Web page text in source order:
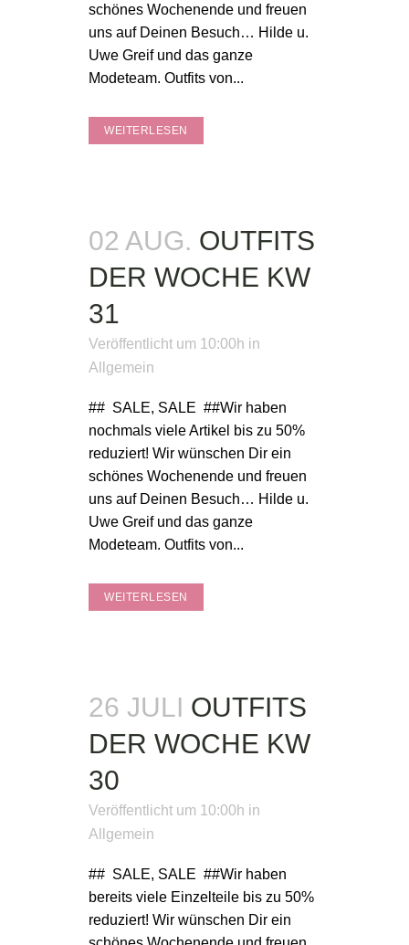
schönes Wochenende und freuen
uns auf Deinen Besuch… Hilde u.
Uwe Greif und das ganze
Modeteam. Outfits von...
WEITERLESEN
02 AUG. OUTFITS
DER WOCHE KW
31
Veröffentlicht um 10:00h in
Allgemein
## SALE, SALE ##Wir haben
nochmals viele Artikel bis zu 50%
reduziert! Wir wünschen Dir ein
schönes Wochenende und freuen
uns auf Deinen Besuch… Hilde u.
Uwe Greif und das ganze
Modeteam. Outfits von...
WEITERLESEN
26 JULI OUTFITS
DER WOCHE KW
30
Veröffentlicht um 10:00h in
Allgemein
## SALE, SALE ##Wir haben
bereits viele Einzelteile bis zu 50%
reduziert! Wir wünschen Dir ein